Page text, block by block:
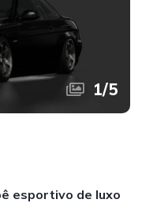
1/5
esportivo de luxo